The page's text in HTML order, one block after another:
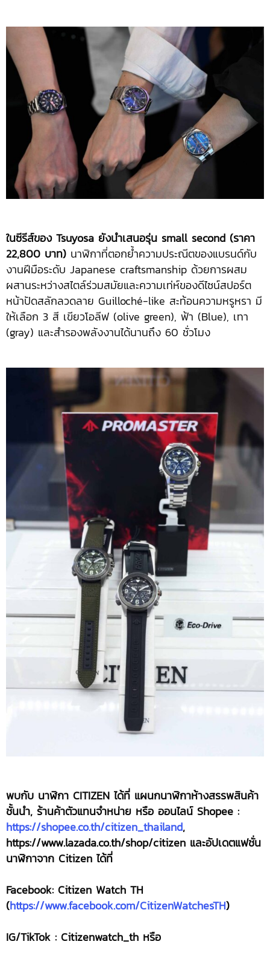
ในซีรีส์ของ Tsuyosa ยังนำเสนอรุ่น small second (ราคา
22,800 บาท) นาฬิกาที่ตอกย้ำความประณีตของแบรนด์กับ
งานฝีมือระดับ Japanese craftsmanship ด้วยการผสม
ผสานระหว่างสไตล์ร่วมสมัยและความเท่ห์ของดีไซน์สปอร์ต
หน้าปัดสลักลวดลาย Guilloché-like สะท้อนความหรูหรา มี
ให้เลือก 3 สี เขียวโอลีฟ (olive green), ฟ้า (Blue), เทา
(gray) และสำรองพลังงานได้นานถึง 60 ชั่วโมง
พบกับ นาฬิกา CITIZEN ได้ที่ แผนกนาฬิกาห้างสรรพสินค้า
ชั้นนำ, ร้านค้าตัวแทนจำหน่าย หรือ ออนไลน์ Shopee :
https://shopee.co.th/citizen_thailand,
https://www.lazada.co.th/shop/citizen และอัปเดตแฟชั่น
นาฬิกาจาก Citizen ได้ที่
Facebook: Citizen Watch TH
(https://www.facebook.com/CitizenWatchesTH)
IG/TikTok : Citizenwatch_th หรือ